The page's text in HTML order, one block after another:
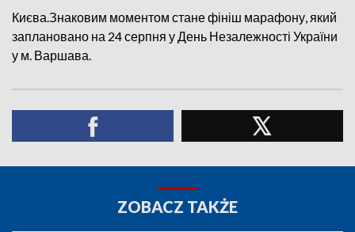
Києва.Знаковим моментом стане фініш марафону, який
заплановано на 24 серпня у День Незалежності України
у м. Варшава.
ZOBACZ TAKŻE